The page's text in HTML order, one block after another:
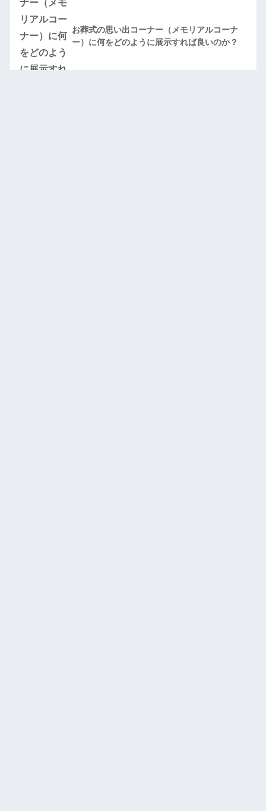
お葬式の思い出コーナー（メモリアルコーナ
ー）に何をどのように展示すれば良いのか？